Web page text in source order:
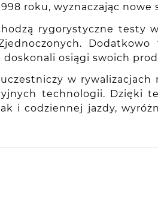
roku, wyznaczając
rygorystyczne testy
osiągi swoich
w
technologii.
i codziennej jazdy,